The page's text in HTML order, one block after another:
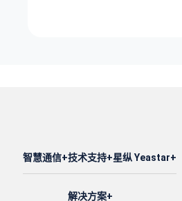
智慧通信 技术支持
解决方案
星纵 Yeastar